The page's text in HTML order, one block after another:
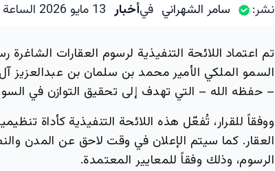
نشر: سامر الشهراني فيأخبار 13 مايو 2026 الساعة 02:45 مساءاً
تم اعتماد اللائحة التنفيذية لرسوم العقارات
السمو الملكي الأمير محمد بن سلمان بن عبدالعزيز
– حفظه الله – التي تهدف إلى تحقيق التوازن في
ووفقاً للقرار، تُفعّل هذه اللائحة التنفيذية كأداة
العقار. كما سيتم الإعلان في وقت لاحق عن المدن
الرسوم، وذلك وفقاً للمعايير المعتمدة.